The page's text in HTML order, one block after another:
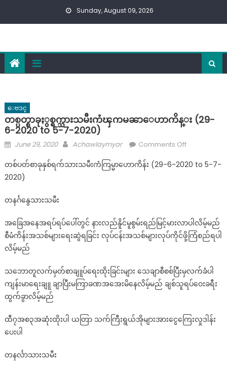
Sunday, August 09, 2026
ေဗဒင္
တစ္ပတ္စာခုႏွစ္ရက္သားသမီးကံၾကမၼာေဟာကိန္း (29-
6-2020 to 5-7-2020)
Posted
June 29, 2020 Author
Achawlaymyar Comments Offon
စ္
စ္
ရ
သ
မီး
မၼာေ
တစ်ပတ်စာခုနှစ်ရက်သားသမီးကံကြမ္မာဟောကိန်း (29-6-2020 to 5-7-
2020)
တနင်္ဂနွေသားသမီး
အခြေအနေအရပ်ရပ်ပေါ်တွင် နားလည်နိူင်မူစွမ်းရည်မြင့်မားလာပါလိမ့်မည်
စီမံကိန်းအသစ်များရေးဆွဲရခြင်း လုပ်ငန်းအသစ်များလုပ်ကိုင်ဖို့ကြံစည်ရပါ
လိမ့်မည်
သဘောတူလက်မှတ်စာချူပ်ရေးထိုးခြင်းများ သေချာစီစစ်ပြီးမှလက်ခံပါ
ကျန်းမာရေးချူ ချာပြီးမကြာခဏအအေးမိနေလိမ့်မည် ချစ်သူရပ်ဝေးခရီး
ထွက်ခွာလိမ့်မည်
ထီ၇အစ၃အဆုံးထိုးပါ ယတြာ သက်ကြီးရွယ်အိုများအားငွေကြေးလှုဒါန်း
ပေးပါ
တနင်္လာသားသမီး